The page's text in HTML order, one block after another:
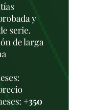
y
serie.
de larga
+350